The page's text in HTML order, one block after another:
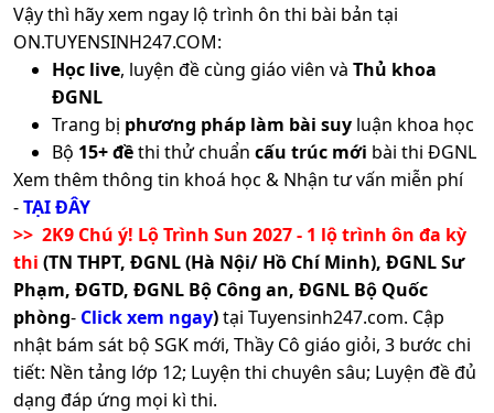
Trường
Đại Học
Sư Phạm
Hà Nội 2
Tâm lý
học
giáo
B03;
D01
26.68 26.68
Tâm lý
học
dục
D14;
Tâm lý
học
giáo
dục
(đào
tạo
X78 25.95
Trường Đại Học
Quy Nhơn
1
ngành
ĐT THPTĐGNL
SPHN
Học Viện Quản
Lý Giáo Dục
1
ngành
HNĐGTD BKĐGNL
SPHNƯu Tiên
Xem
Trường Đại Học
Quốc Tế Hồng
Bàng
ngành
ĐT THPTĐGNL
Riêng Kết HợpCCQTV-
SAT
Xem
Vậy thì hãy xem ngay lộ trình ôn thi bài bản tại
ON.TUYENSINH247.COM:
Học live, luyện đề cùng giáo viên và Thủ khoa
ĐGNL
Trang bị phương pháp làm bài suy luận khoa học
Bộ 15+ đềthi thử chuẩn cấu trúc mới bài thi ĐGNL
Xem thêm thông tin khoá học & Nhận tư vấn miễn phí
-TẠI ĐÂY
>> 2K9 Chú ý! Lộ Trình Sun 2027 - 1 lộ trình ôn đa kỳ
thi (TN THPT, ĐGNL (Hà Nội/ Hồ Chí Minh), ĐGNL Sư
Phạm, ĐGTD, ĐGNL Bộ Công an, ĐGNL Bộ Quốc
phòng- Click xem ngay)tại Tuyensinh247.com. Cập
nhật bám sát bộ SGK mới, Thầy Cô giáo giỏi, 3 bước chi
tiết: Nền tảng lớp 12; Luyện thi chuyên sâu; Luyện đề đủ
dạng đáp ứng mọi kì thi.